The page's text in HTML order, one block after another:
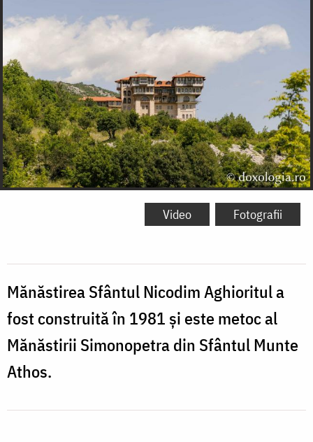
Video Fotografii
Mănăstirea Sfântul Nicodim Aghioritul a
fost construită în 1981 și este metoc al
Mănăstirii Simonopetra din Sfântul Munte
Athos.